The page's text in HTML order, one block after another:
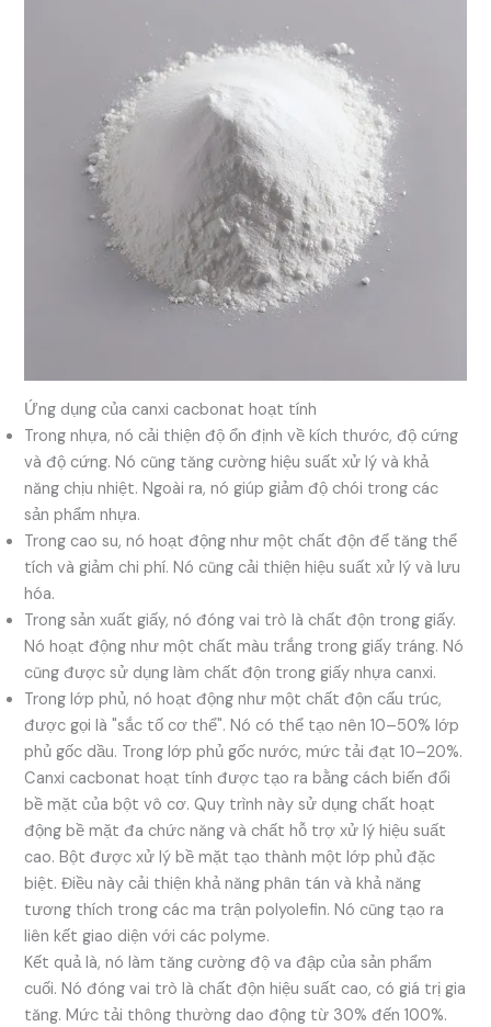
Ứng dụng của canxi cacbonat hoạt tính
Trong nhựa, nó cải thiện độ ổn định về kích thước, độ cứng
và độ cứng. Nó cũng tăng cường hiệu suất xử lý và khả
năng chịu nhiệt. Ngoài ra, nó giúp giảm độ chói trong các
sản phẩm nhựa.
Trong cao su, nó hoạt động như một chất độn để tăng thể
tích và giảm chi phí. Nó cũng cải thiện hiệu suất xử lý và lưu
hóa.
Trong sản xuất giấy, nó đóng vai trò là chất độn trong giấy.
Nó hoạt động như một chất màu trắng trong giấy tráng. Nó
cũng được sử dụng làm chất độn trong giấy nhựa canxi.
Trong lớp phủ, nó hoạt động như một chất độn cấu trúc,
được gọi là "sắc tố cơ thể". Nó có thể tạo nên 10–50% lớp
phủ gốc dầu. Trong lớp phủ gốc nước, mức tải đạt 10–20%.
Canxi cacbonat hoạt tính được tạo ra bằng cách biến đổi
bề mặt của bột vô cơ. Quy trình này sử dụng chất hoạt
động bề mặt đa chức năng và chất hỗ trợ xử lý hiệu suất
cao. Bột được xử lý bề mặt tạo thành một lớp phủ đặc
biệt. Điều này cải thiện khả năng phân tán và khả năng
tương thích trong các ma trận polyolefin. Nó cũng tạo ra
liên kết giao diện với các polyme.
Kết quả là, nó làm tăng cường độ va đập của sản phẩm
cuối. Nó đóng vai trò là chất độn hiệu suất cao, có giá trị gia
tăng. Mức tải thông thường dao động từ 30% đến 100%.